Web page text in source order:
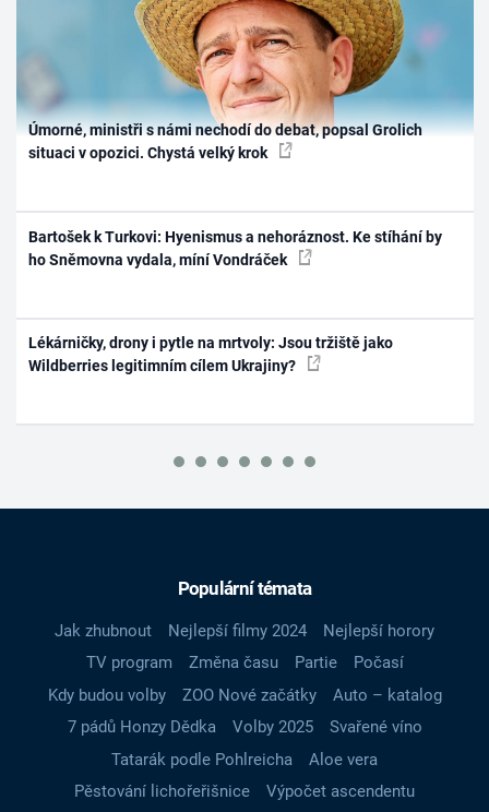
Úmorné, ministři s námi nechodí do debat, popsal Grolich
situaci v opozici. Chystá velký krok
Bartošek k Turkovi: Hyenismus a nehoráznost. Ke stíhání by
ho Sněmovna vydala, míní Vondráček
Lékárničky, drony i pytle na mrtvoly: Jsou tržiště jako
Wildberries legitimním cílem Ukrajiny?
Populární témata
Jak zhubnout Nejlepší filmy 2024
Nejlepší horory
TV program
Změna času Partie
Počasí
Kdy budou volby
ZOO Nové začátky
Auto – katalog
7 pádů Honzy Dědka
Volby 2025
Svařené víno
Tatarák podle Pohlreicha
Aloe vera
Pěstování lichořeřišnice
Výpočet ascendentu